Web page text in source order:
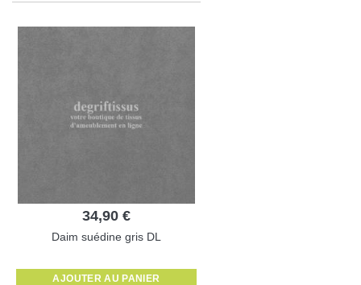
34,90 €
Daim suédine gris DL
AJOUTER AU PANIER